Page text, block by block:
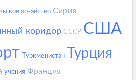
хозяйство Сирия
коридор СССР США
Туркменистан Турция
учения Франция